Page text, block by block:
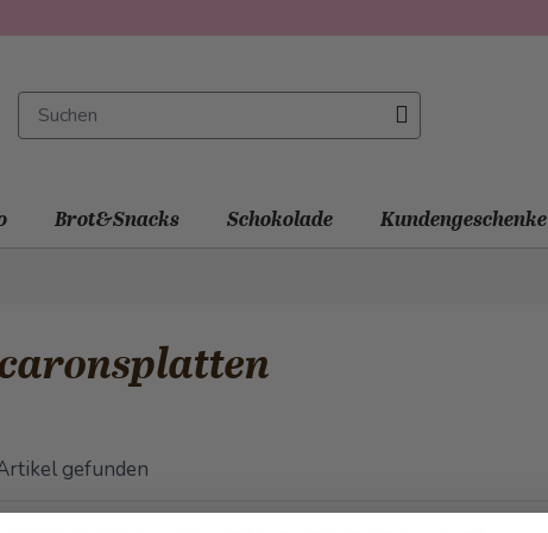
Brot&Snacks Schokolade Kundengeschenke
gefunden